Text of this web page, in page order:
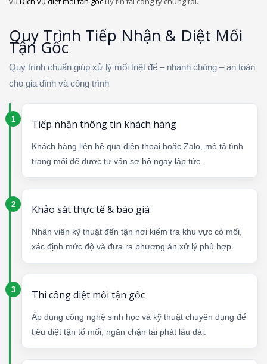
Quy Trình Tiếp Nhận & Diệt Mối
Tận Gốc
Quy trình chuẩn giúp xử lý mối triệt để – nhanh chóng – an toàn
cho gia đình và công trình
Tiếp nhận thông tin khách hàng
Khách hàng liên hệ qua điện thoại hoặc Zalo, mô tả tình
trạng mối để được tư vấn sơ bộ ngay lập tức.
Khảo sát thực tế & báo giá
Nhân viên kỹ thuật đến tận nơi kiểm tra khu vực có mối,
xác định mức độ và đưa ra phương án xử lý phù hợp.
Thi công diệt mối tận gốc
Áp dụng công nghệ sinh học và kỹ thuật chuyên dụng để
tiêu diệt tận tổ mối, ngăn chặn tái phát lâu dài.